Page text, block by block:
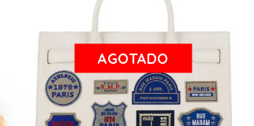
AGOTADO